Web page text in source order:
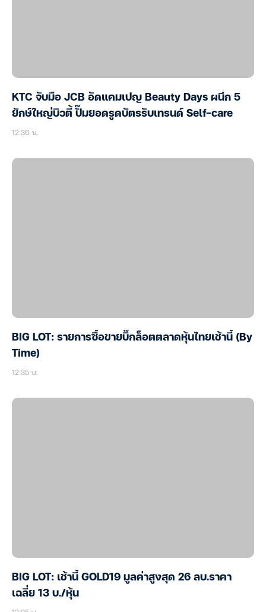
KTC จับมือ JCB อัดแคมเปญ Beauty Days ผนึก 5
ยักษ์ใหญ่บิวตี้ ปั๊มยอดรูดบัตรรับเทรนด์ Self-care
12:36 น.
BIG LOT: รายการซื้อขายบิ๊กล็อตตลาดหุ้นไทยเช้านี้ (By
Time)
12:35 น.
BIG LOT: เช้านี้ GOLD19 มูลค่าสูงสุด 26 ลบ.ราคา
เฉลี่ย 13 บ./หุ้น